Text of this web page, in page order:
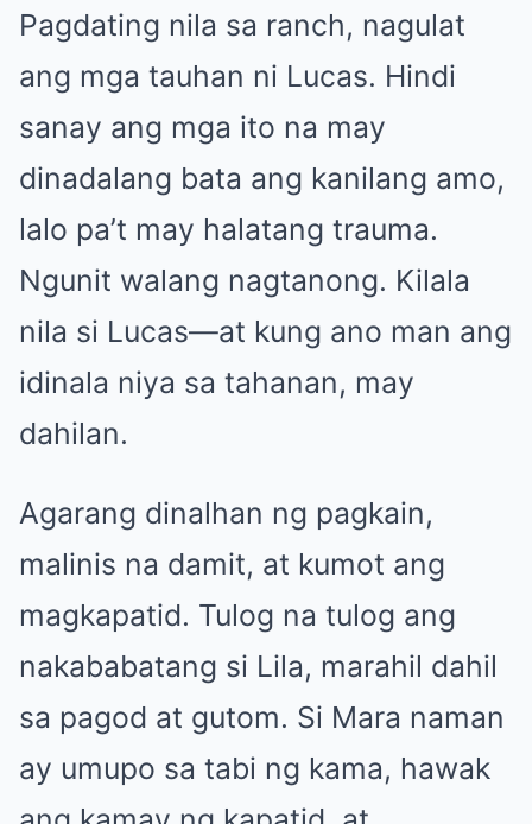
Pagdating nila sa ranch, nagulat
ang mga tauhan ni Lucas. Hindi
sanay ang mga ito na may
dinadalang bata ang kanilang amo,
lalo pa’t may halatang trauma.
Ngunit walang nagtanong. Kilala
nila si Lucas—at kung ano man ang
idinala niya sa tahanan, may
dahilan.
Agarang dinalhan ng pagkain,
malinis na damit, at kumot ang
magkapatid. Tulog na tulog ang
nakababatang si Lila, marahil dahil
sa pagod at gutom. Si Mara naman
ay umupo sa tabi ng kama, hawak